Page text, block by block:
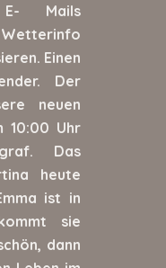
Mails
Einen
Der
neuen
10:00 Uhr
Das
heute
ist in
sie
dann